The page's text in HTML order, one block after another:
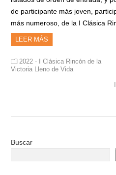
de participante más joven,
más numeroso, de la I Clásica
LEER MÁS
2022 - I Clásica Rincón de la
Victoria Lleno de Vida
Buscar